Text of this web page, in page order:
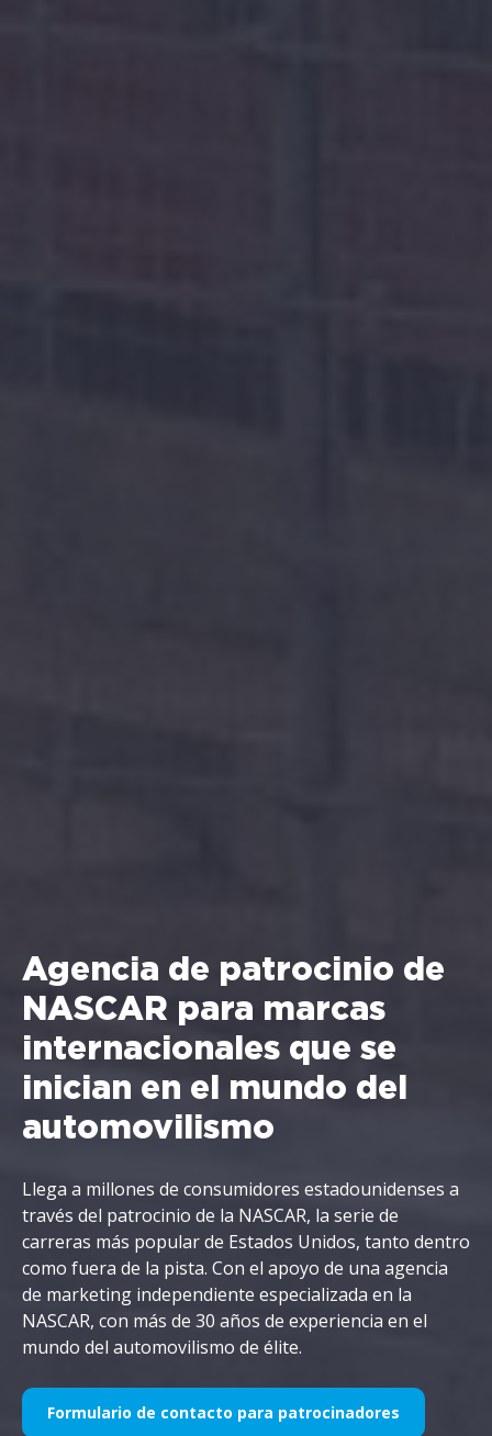
Agencia de patrocinio de
NASCAR para marcas
internacionales que se
inician en el mundo del
automovilismo
Llega a millones de consumidores estadounidenses a
través del patrocinio de la NASCAR, la serie de
carreras más popular de Estados Unidos, tanto dentro
como fuera de la pista. Con el apoyo de una agencia
de marketing independiente especializada en la
NASCAR, con más de 30 años de experiencia en el
mundo del automovilismo de élite.
Formulario de contacto para patrocinadores